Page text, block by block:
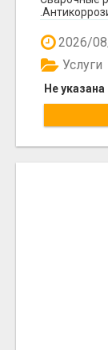
2026/
Не указана
Услуги